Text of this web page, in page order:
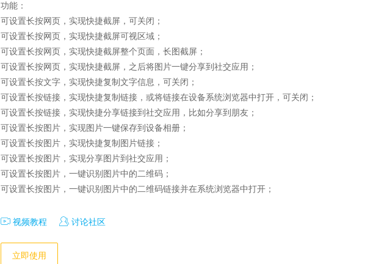
功能：
可设置长按网页，实现快捷截屏，可关闭；
可设置长按网页，实现快捷截屏可视区域；
可设置长按网页，实现快捷截屏整个页面，长图截屏；
可设置长按网页，实现快捷截屏，之后将图片一键分享到社交应用；
可设置长按文字，实现快捷复制文字信息，可关闭；
可设置长按链接，实现快捷复制链接，或将链接在设备系统浏览器中打开，可关闭；
可设置长按链接，实现快捷分享链接到社交应用，比如分享到朋友；
可设置长按图片，实现图片一键保存到设备相册；
可设置长按图片，实现快捷复制图片链接；
可设置长按图片，实现分享图片到社交应用；
可设置长按图片，一键识别图片中的二维码；
可设置长按图片，一键识别图片中的二维码链接并在系统浏览器中打开；
视频教程 讨论社区
立即使用